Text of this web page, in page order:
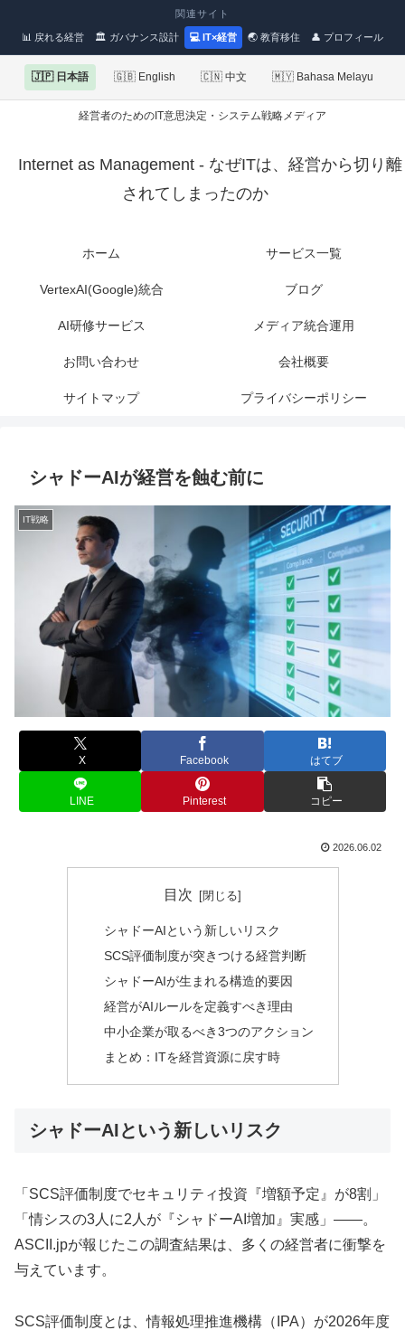
関連サイト
📊 戻れる経営 🏛 ガバナンス設計 💻 IT×経営 🌏 教育移住 👤 プロフィール
🇯🇵 日本語 🇬🇧 English 🇨🇳 中文 🇲🇾 Bahasa Melayu
経営者のためのIT意思決定・システム戦略メディア
Internet as Management - なぜITは、経営から切り離
されてしまったのか
ホーム サービス一覧
VertexAI(Google)統合 ブログ
AI研修サービス メディア統合運用
お問い合わせ 会社概要
サイトマップ プライバシーポリシー
シャドーAIが経営を蝕む前に
IT戦略
X Facebook はてブ
LINE Pinterest コピー
2026.06.02
目次
シャドーAIという新しいリスク
SCS評価制度が突きつける経営判断
シャドーAIが生まれる構造的要因
経営がAIルールを定義すべき理由
中小企業が取るべき3つのアクション
まとめ：ITを経営資源に戻す時
シャドーAIという新しいリスク
「SCS評価制度でセキュリティ投資『増額予定』が8割」
「情シスの3人に2人が『シャドーAI増加』実感」――。
ASCII.jpが報じたこの調査結果は、多くの経営者に衝撃を
与えています。
SCS評価制度とは、情報処理推進機構（IPA）が2026年度